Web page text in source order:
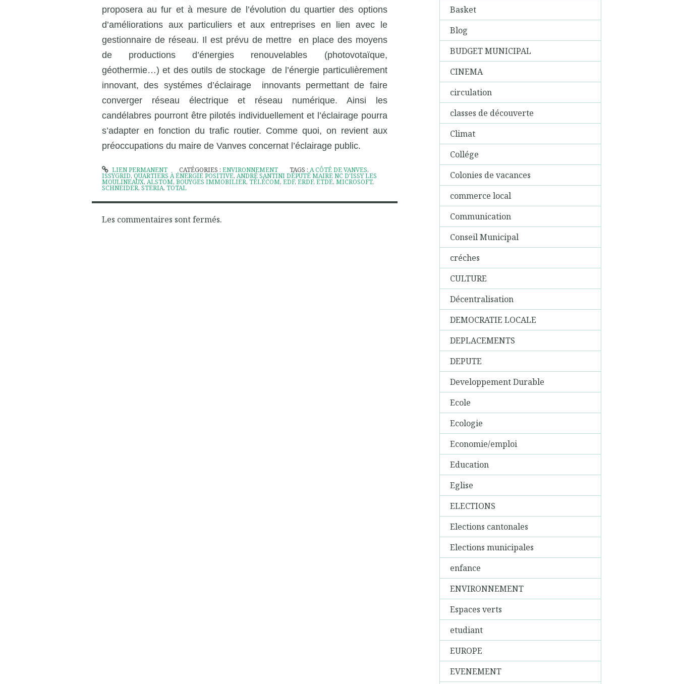
proposera au fur et à mesure de l’évolution du quartier des options
d’améliorations aux particuliers et aux entreprises en lien avec le
gestionnaire de réseau. Il est prévu de mettre
en place des moyens
de productions d’énergies renouvelables (photovotaïque,
géothermie…) et des outils de stockage
de l’énergie particulièrement
innovant, des systémes d’éclairage
innovants permettant de faire
converger réseau électrique et réseau numérique. Ainsi les
candélabres pourront être pilotés individuellement et l’éclairage pourra
s’adapter en fonction du trafic routier. Comme quoi, on revient aux
préoccupations du maire de Vanves concernat l’éclairage public.
LIEN PERMANENT CATÉGORIES :ENVIRONNEMENT TAGS :A CÔTÉ DE VANVES,
ISSYGRID, QUARTIERS À ÉNERGIE POSITIVE, ANDRÉ SANTINI DÉPUTÉ MAIRE NC D'ISSY LES
MOULINEAUX, ALSTOM, BOUYGES IMMOBILIER, TÉLÉCOM, EDF, ERDF, ETDE, MICROSOFT,
SCHNEIDER, STERIA, TOTAL
Les commentaires sont fermés.
Basket
Blog
BUDGET MUNICIPAL
CINEMA
circulation
classes de découverte
Climat
Collége
Colonies de vacances
commerce local
Communication
Conseil Municipal
créches
CULTURE
Décentralisation
DEMOCRATIE LOCALE
DEPLACEMENTS
DEPUTE
Developpement Durable
Ecole
Ecologie
Economie/emploi
Education
Eglise
ELECTIONS
Elections cantonales
Elections municipales
enfance
ENVIRONNEMENT
Espaces verts
etudiant
EUROPE
EVENEMENT